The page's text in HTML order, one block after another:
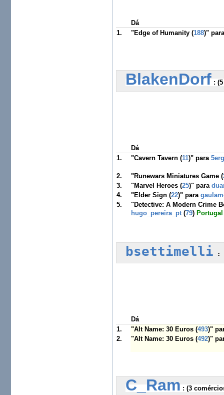
Dá
1.
"Edge of Humanity (188)"
BlakenDorf :
Dá
1.
"Cavern Tavern (11)" para
2. "Runewars Miniatures Game (
3.
"Marvel Heroes (25)" para
4.
"Elder Sign (22)" para
5.
"Detective: A Modern Crime
hugo_pereira_pt(79) Portugal
bsettimelli :
Dá
1.
"Alt Name: 30 Euros (493)"
2.
"Alt Name: 30 Euros (492)"
C_Ram : (3